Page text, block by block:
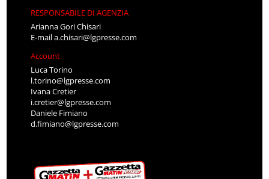
RESPONSABILE DI AGENZIA
Arianna Gori Chisari
E-maila.chisari@lgpresse.com
Account
Luca Torino
l.torino@lgpresse.com
Ivana Cretier
i.cretier@lgpresse.com
Daniele Fimiano
d.fimiano@lgpresse.com